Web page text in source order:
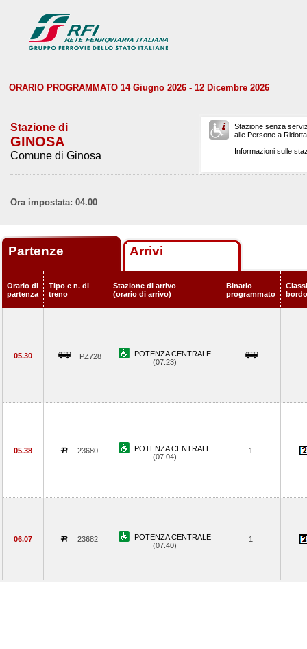
ORARIO PROGRAMMATO 14 Giugno 2026 - 12 Dicembre 2026
Stazione di
GINOSA
Comune di Ginosa
Stazione senza
alle Persone a
Informazioni sulle
Ora impostata: 04.00
Partenze Arrivi
Orario di
partenza
Tipo e n. di
treno
Stazione di arrivo
(orario di arrivo)
Binario
programmato
bordo
05.30 PZ728
POTENZA CENTRALE
(07.23)
05.38 23680
POTENZA CENTRALE
(07.04)
1
06.07 23682
POTENZA CENTRALE
(07.40)
1